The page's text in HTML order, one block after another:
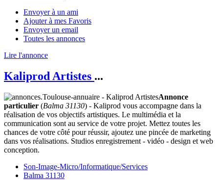
Envoyer à un ami
Ajouter à mes Favoris
Envoyer un email
Toutes les annonces
Lire l'annonce
Kaliprod Artistes ...
Annonce
particulier (Balma 31130) - Kaliprod vous accompagne dans la
réalisation de vos objectifs artistiques. Le multimédia et la
communication sont au service de votre projet. Mettez toutes les
chances de votre côté pour réussir, ajoutez une pincée de marketing
dans vos réalisations. Studios enregistrement - vidéo - design et web
conception.
Son-Image-Micro/Informatique/Services
Balma 31130